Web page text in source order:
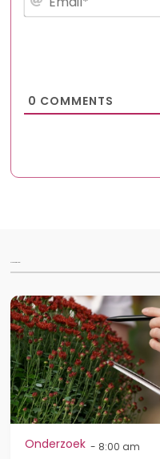
0 COMMENTS
Onderzoek - 8:00 am